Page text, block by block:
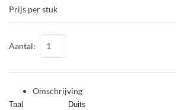
Prijs per stuk
Aantal:
Omschrijving
Taal
Duits